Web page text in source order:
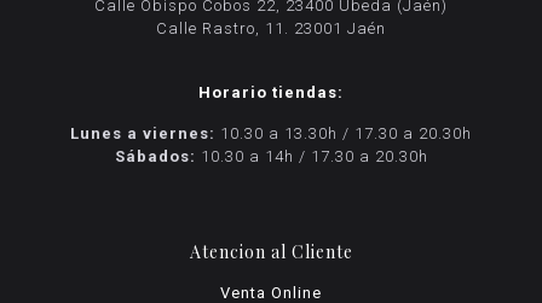
Calle Obispo Cobos 22, 23400 Úbeda (Jaén)
Calle Rastro, 11. 23001 Jaén
Horario tiendas:
Lunes a viernes: 10.30 a 13.30h / 17.30 a 20.30h
Sábados: 10.30 a 14h / 17.30 a 20.30h
Atencion al Cliente
Venta Online